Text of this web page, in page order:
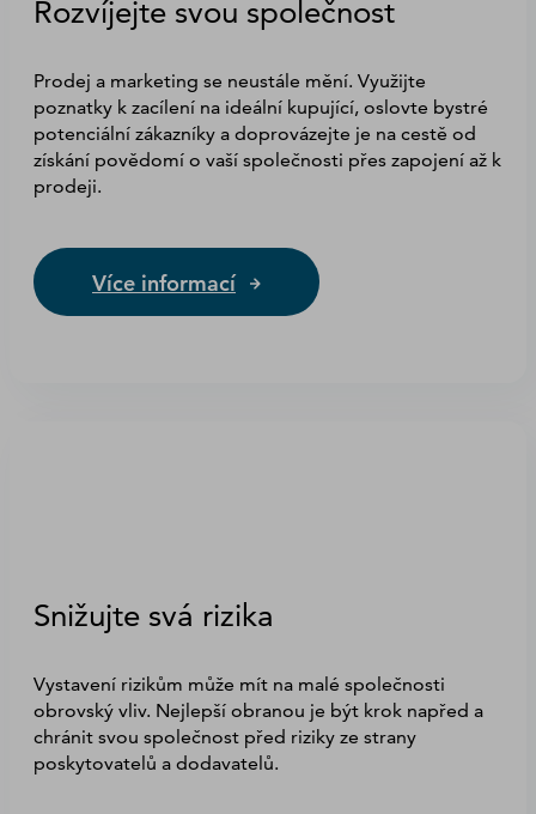
Rozvíjejte svou společnost
Prodej a marketing se neustále mění. Využijte
poznatky k zacílení na ideální kupující, oslovte bystré
potenciální zákazníky a doprovázejte je na cestě od
získání povědomí o vaší společnosti přes zapojení až k
prodeji.
Více informací
Snižujte svá rizika
Vystavení rizikům může mít na malé společnosti
obrovský vliv. Nejlepší obranou je být krok napřed a
chránit svou společnost před riziky ze strany
poskytovatelů a dodavatelů.